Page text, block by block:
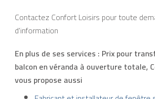
Contactez Confort Loisirs pour toute
d'information
En plus de ses services : Prix pour
balcon en véranda à ouverture totale,
vous propose aussi